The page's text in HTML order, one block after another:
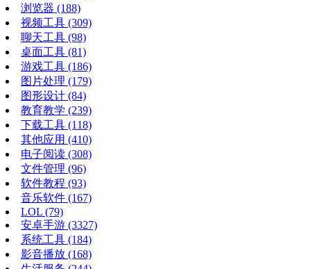
浏览器 (188)
视频工具 (309)
聊天工具 (98)
桌面工具 (81)
游戏工具 (186)
图片处理 (179)
图形设计 (84)
教育教学 (239)
下载工具 (118)
其他应用 (410)
电子阅读 (308)
文件管理 (96)
软件教程 (93)
音乐软件 (167)
LOL (79)
安卓手游 (3327)
系统工具 (184)
影音播放 (168)